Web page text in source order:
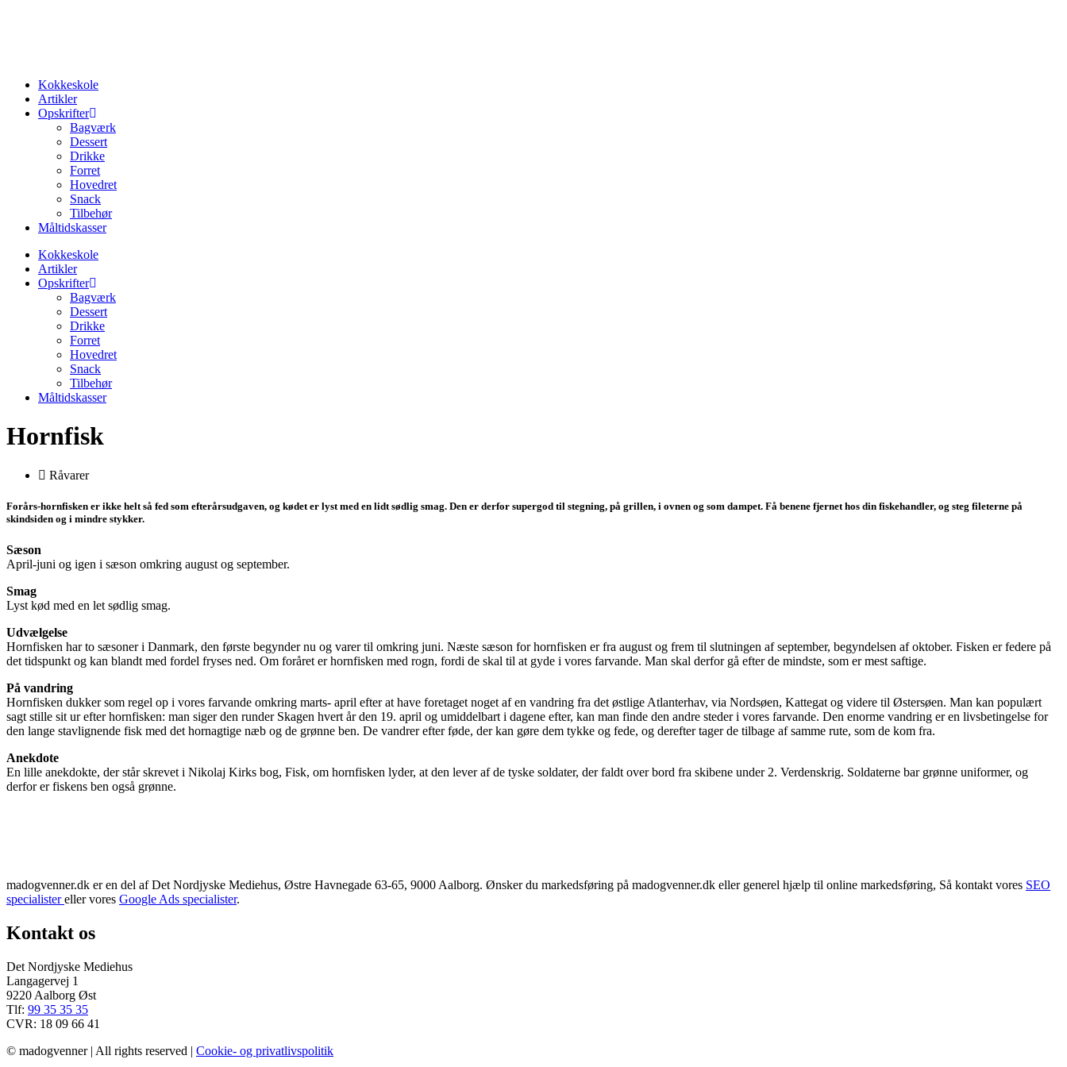
Kokkeskole
Artikler
Opskrifter
Bagværk
Dessert
Drikke
Forret
Hovedret
Snack
Tilbehør
Måltidskasser
Kokkeskole
Artikler
Opskrifter
Bagværk
Dessert
Drikke
Forret
Hovedret
Snack
Tilbehør
Måltidskasser
Hornfisk
Råvarer
Forårs-hornfisken er ikke helt så fed som efterårsudgaven, og kødet er lyst med en lidt sødlig smag. Den er derfor supergod til stegning, på grillen, i ovnen og som dampet. Få benene fjernet hos din fiskehandler, og steg fileterne på
skindsiden og i mindre stykker.
Sæson
April-juni og igen i sæson omkring august og september.
Smag
Lyst kød med en let sødlig smag.
Udvælgelse
Hornfisken har to sæsoner i Danmark, den første begynder nu og varer til omkring juni. Næste sæson for hornfisken er fra august og frem til slutningen af september, begyndelsen af oktober. Fisken er federe på
det tidspunkt og kan blandt med fordel fryses ned. Om foråret er hornfisken med rogn, fordi de skal til at gyde i vores farvande. Man skal derfor gå efter de mindste, som er mest saftige.
På vandring
Hornfisken dukker som regel op i vores farvande omkring marts- april efter at have foretaget noget af en vandring fra det østlige Atlanterhav, via Nordsøen, Kattegat og videre til Østersøen. Man kan populært
sagt stille sit ur efter hornfisken: man siger den runder Skagen hvert år den 19. april og umiddelbart i dagene efter, kan man finde den andre steder i vores farvande. Den enorme vandring er en livsbetingelse for
den lange stavlignende fisk med det hornagtige næb og de grønne ben. De vandrer efter føde, der kan gøre dem tykke og fede, og derefter tager de tilbage af samme rute, som de kom fra.
Anekdote
En lille anekdokte, der står skrevet i Nikolaj Kirks bog, Fisk, om hornfisken lyder, at den lever af de tyske soldater, der faldt over bord fra skibene under 2. Verdenskrig. Soldaterne bar grønne uniformer, og
derfor er fiskens ben også grønne.
madogvenner.dk er en del af Det Nordjyske Mediehus, Østre Havnegade 63-65, 9000 Aalborg. Ønsker du markedsføring på madogvenner.dk eller generel hjælp til online markedsføring, Så kontakt vores SEO
specialistereller vores Google Ads specialister.
Kontakt os
Det Nordjyske Mediehus
Langagervej 1
9220 Aalborg Øst
Tlf: 99 35 35 35
CVR: 18 09 66 41
© madogvenner | All rights reserved | Cookie- og privatlivspolitik